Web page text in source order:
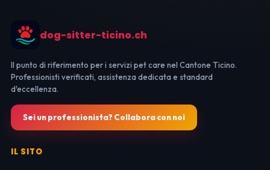
dog-sitter-ticino.ch
Il punto di riferimento per i servizi pet care nel Cantone Ticino.
Professionisti verificati, assistenza dedicata e standard
d'eccellenza.
Sei un professionista? Collabora con noi
IL SITO